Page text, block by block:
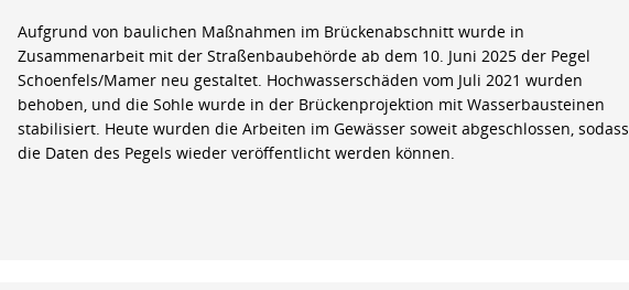
Aufgrund von baulichen Maßnahmen im Brückenabschnitt wurde in
Zusammenarbeit mit der Straßenbaubehörde ab dem 10. Juni 2025 der Pegel
Schoenfels/Mamer neu gestaltet. Hochwasserschäden vom Juli 2021 wurden
behoben, und die Sohle wurde in der Brückenprojektion mit Wasserbausteinen
stabilisiert. Heute wurden die Arbeiten im Gewässer soweit abgeschlossen, sodass
die Daten des Pegels wieder veröffentlicht werden können.